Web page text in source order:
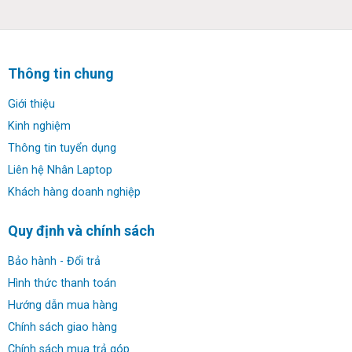
✔ Màn hình:14.0″ FHD, Anti-Glare LCD Display, Touch
✔ Webcam: HD 720p or IR & HD 720p, with ThinkShutter
✔ Kết nối: 2 USB 3.1 Gen 1; 1 Thunderbolt™ 3 USB Type-
C™; 1 HDMI 1.4; 1 uSD 4.0 Memory card reader
✔ Thời lượng pin: 4 Cell 60Whr ExpressCharge Capable
✔ HĐH: Windows 10 Pro
Đánh giá & hình ảnh hình ảnh thật Dell
Latitude 7400 2 in 1:
Thông tin chung
Giới thiệu
Kinh nghiệm
Thông tin tuyển dụng
Liên hệ Nhân Laptop
Khách hàng doanh nghiệp
Quy định và chính sách
Bảo hành - Đổi trả
Hình thức thanh toán
Hướng dẫn mua hàng
Chính sách giao hàng
Chính sách mua trả góp